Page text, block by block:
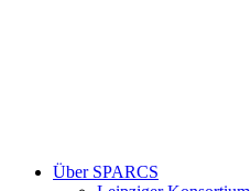
Über SPARCS